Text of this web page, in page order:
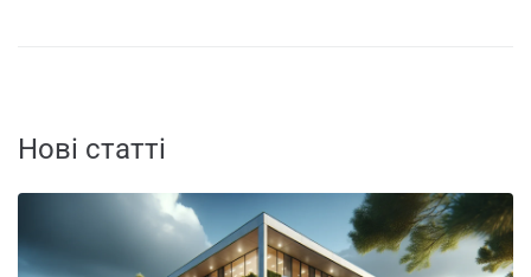
Нові статті